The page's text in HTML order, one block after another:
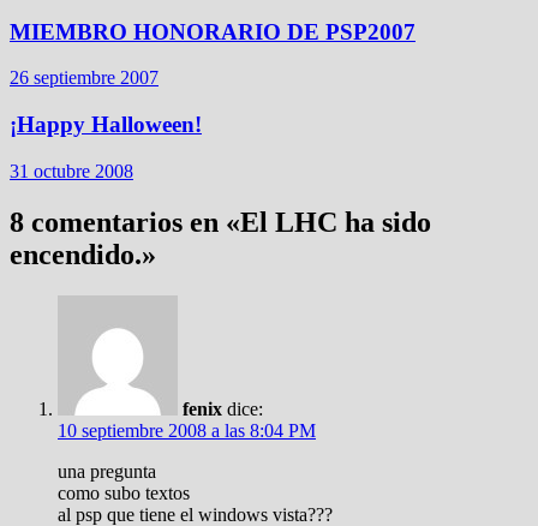
MIEMBRO HONORARIO DE PSP2007
26 septiembre 2007
¡Happy Halloween!
31 octubre 2008
8 comentarios en «El LHC ha sido
encendido.»
fenix dice:
10 septiembre 2008 a las 8:04 PM
una pregunta
como subo textos
al psp que tiene el windows vista???